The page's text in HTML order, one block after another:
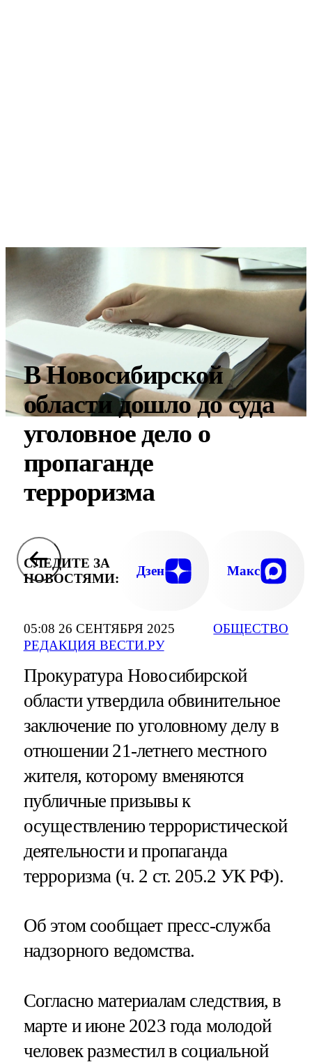
05:08 26 СЕНТЯБРЯ 2025
РЕДАКЦИЯ ВЕСТИ.РУ
ОБЩЕСТВО
В Новосибирской
области дошло до суда
уголовное дело о
пропаганде
терроризма
СЛЕДИТЕ ЗА
НОВОСТЯМИ:
Дзен Макс
Прокуратура Новосибирской
области утвердила обвинительное
заключение по уголовному делу в
отношении 21-летнего местного
жителя, которому вменяются
публичные призывы к
осуществлению террористической
деятельности и пропаганда
терроризма (ч. 2 ст. 205.2 УК РФ).
Об этом сообщает пресс-служба
надзорного ведомства.
Согласно материалам следствия, в
марте и июне 2023 года молодой
человек разместил в социальной